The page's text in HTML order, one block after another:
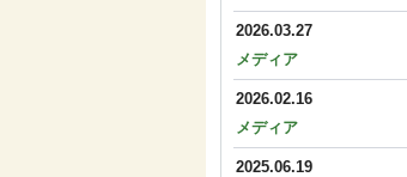
2026.03.27
メディア
2026.02.16
メディア
2025.06.19